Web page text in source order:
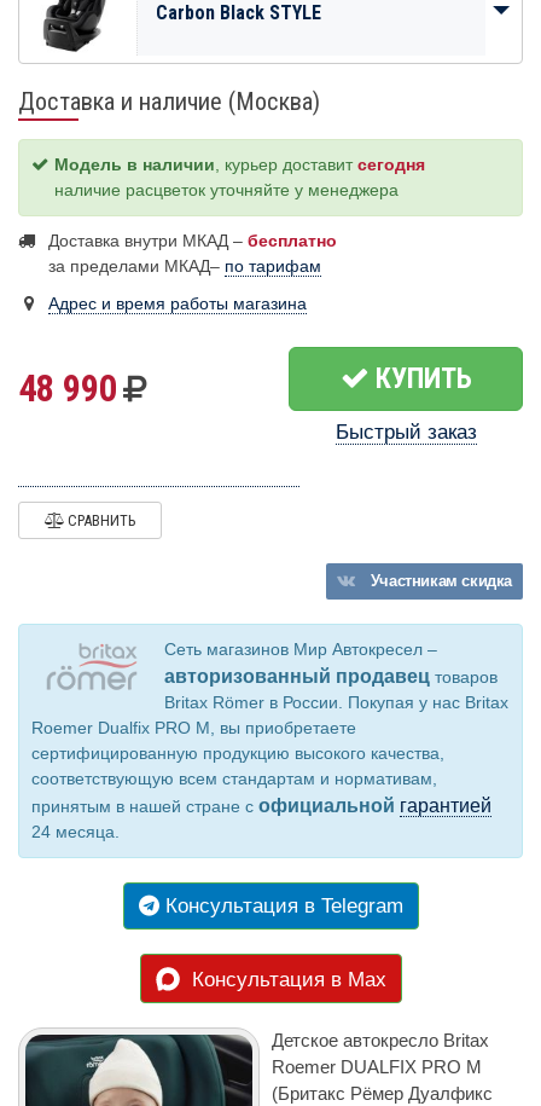
Carbon Black STYLE
Доставка и наличие (Москва)
Модель в наличии, курьер доставитсегодня
наличие расцветок уточняйте у менеджера
Доставка внутри МКАД – бесплатно
за пределами МКАД– по тарифам
Адрес и время работы магазина
48 990 КУПИТЬ
Быстрый заказ
СРАВНИТЬ
Участникамскидка
Сеть магазинов Мир Автокресел –
авторизованный продавец товаров
Britax Römer в России. Покупая у нас Britax
Roemer Dualfix PRO M, вы приобретаете
сертифицированную продукцию высокого качества,
соответствующую всем стандартам и нормативам,
принятым в нашей стране с официальной гарантией
24 месяца.
Консультация в Telegram
Консультация в Max
Детское автокресло Britax
Roemer DUALFIX PRO M
(Бритакс Рёмер Дуалфикс